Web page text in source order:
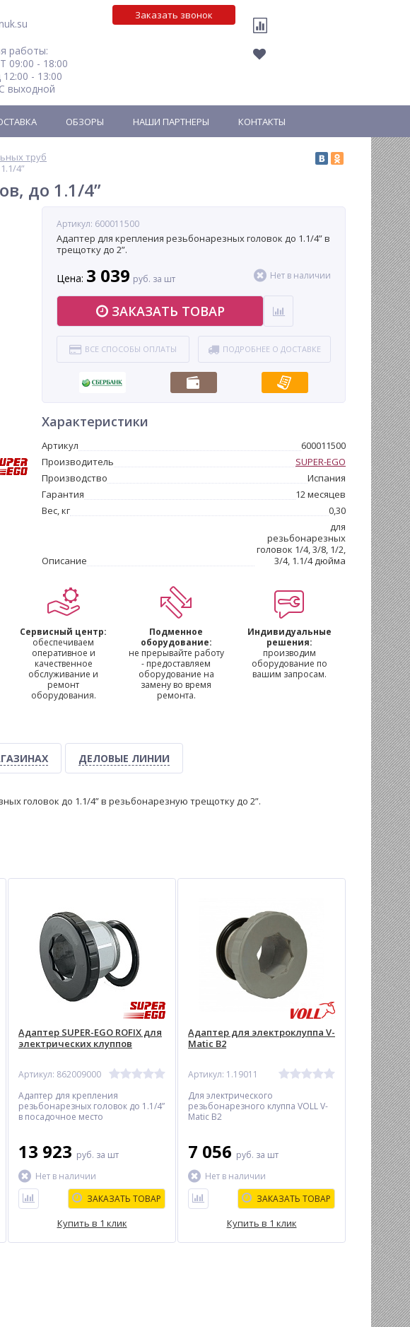
работы:
09:00 - 18:00
- 13:00
выходной
Заказать звонок
ОБЗОРЫ НАШИ ПАРТНЕРЫ КОНТАКТЫ
труб
4”
до 1.1/4”
Артикул: 600011500
Адаптер для крепления резьбонарезных головок до 1.1/4” в
трещотку до 2”.
Цена: 3 039 руб. за шт Нет в наличии
ЗАКАЗАТЬ ТОВАР
ВСЕ СПОСОБЫ ОПЛАТЫ ПОДРОБНЕЕ О ДОСТАВКЕ
Характеристики
Артикул
600011500
Производитель
SUPER-EGO
Производство
Испания
Гарантия
12 месяцев
Вес, кг
0,30
Описание
для
резьбонарезных
головок 1/4, 3/8, 1/2,
3/4, 1.1/4 дюйма
Сервисный центр:
обеспечиваем
оперативное и
качественное
обслуживание и
ремонт
оборудования.
Подменное
оборудование:
не прерывайте работу
- предоставляем
оборудование на
замену во время
ремонта.
Индивидуальные
решения:
производим
оборудование по
вашим запросам.
ДЕЛОВЫЕ ЛИНИИ
головок до 1.1/4” в резьбонарезную трещотку до 2”.
Адаптер SUPER-EGO ROFIX для
электрических клуппов
Артикул: 862009000
Адаптер для крепления
резьбонарезных головок до 1.1/4”
в посадочное место
13 923 руб. за шт
Нет в наличии
ЗАКАЗАТЬ ТОВАР
Купить в 1 клик
Адаптер для электроклуппа V-
Matic B2
Артикул: 1.19011
Для электрического
резьбонарезного клуппа VOLL V-
Matic B2
7 056 руб. за шт
Нет в наличии
ЗАКАЗАТЬ ТОВАР
Купить в 1 клик